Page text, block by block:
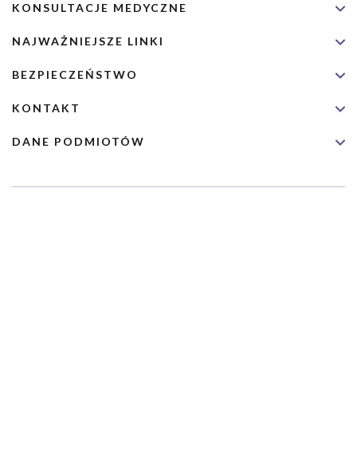
KONSULTACJE MEDYCZNE
NAJWAŻNIEJSZE LINKI
BEZPIECZEŃSTWO
KONTAKT
DANE PODMIOTÓW